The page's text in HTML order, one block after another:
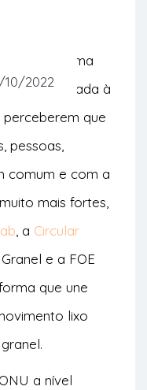
10/2022
uma plataforma
dedicada à
que
pessoas,
comum e com a
mais fortes,
, a Circular
e a FOE
que une
lixo
a nível